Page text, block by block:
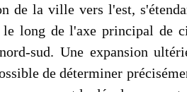
de la ville vers l'est,
le long de l'axe principal de
sud. Une expansion
de déterminer